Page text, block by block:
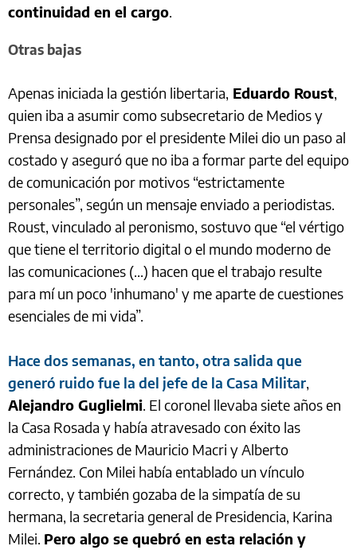
continuidad en el cargo
Otras bajas
Apenas iniciada la gestión libertaria, Eduardo Roust
quien iba a asumir como subsecretario de Medios y
Prensa designado por el presidente Milei dio un paso al
costado y aseguró que no iba a formar parte del equipo
de comunicación por motivos “estrictamente
personales”, según un mensaje enviado a periodistas.
Roust, vinculado al peronismo, sostuvo que “el vértigo
que tiene el territorio digital o el mundo moderno de
las comunicaciones (...) hacen que el trabajo resulte
para mí un poco 'inhumano' y me aparte de cuestiones
esenciales de mi vida”.
Hace dos semanas, en tanto, otra salida que
generó ruido fue la del jefe de la Casa Militar
Alejandro Guglielmi . El coronel llevaba siete años en
la Casa Rosada y había atravesado con éxito las
administraciones de Mauricio Macri y Alberto
Fernández. Con Milei había entablado un vínculo
correcto, y también gozaba de la simpatía de su
hermana, la secretaria general de Presidencia, Karina
Milei. Pero algo se quebró en esta relación y